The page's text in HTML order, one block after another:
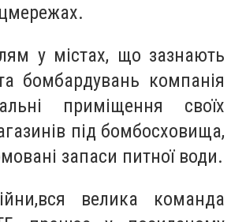
у містах, що зазнають
бомбардувань компанія
приміщення своїх
під бомбосховища,
запаси питної води.
велика команда